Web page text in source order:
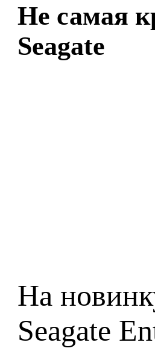
Не самая
Seagate
На
Seagate